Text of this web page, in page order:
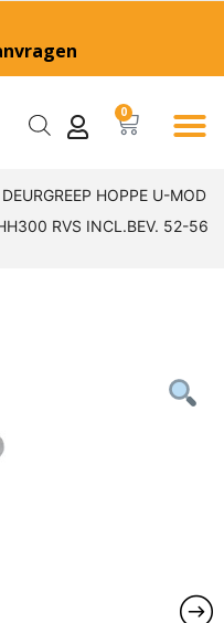
0
HOPPE U-MOD
RVS INCL.BEV. 52-56